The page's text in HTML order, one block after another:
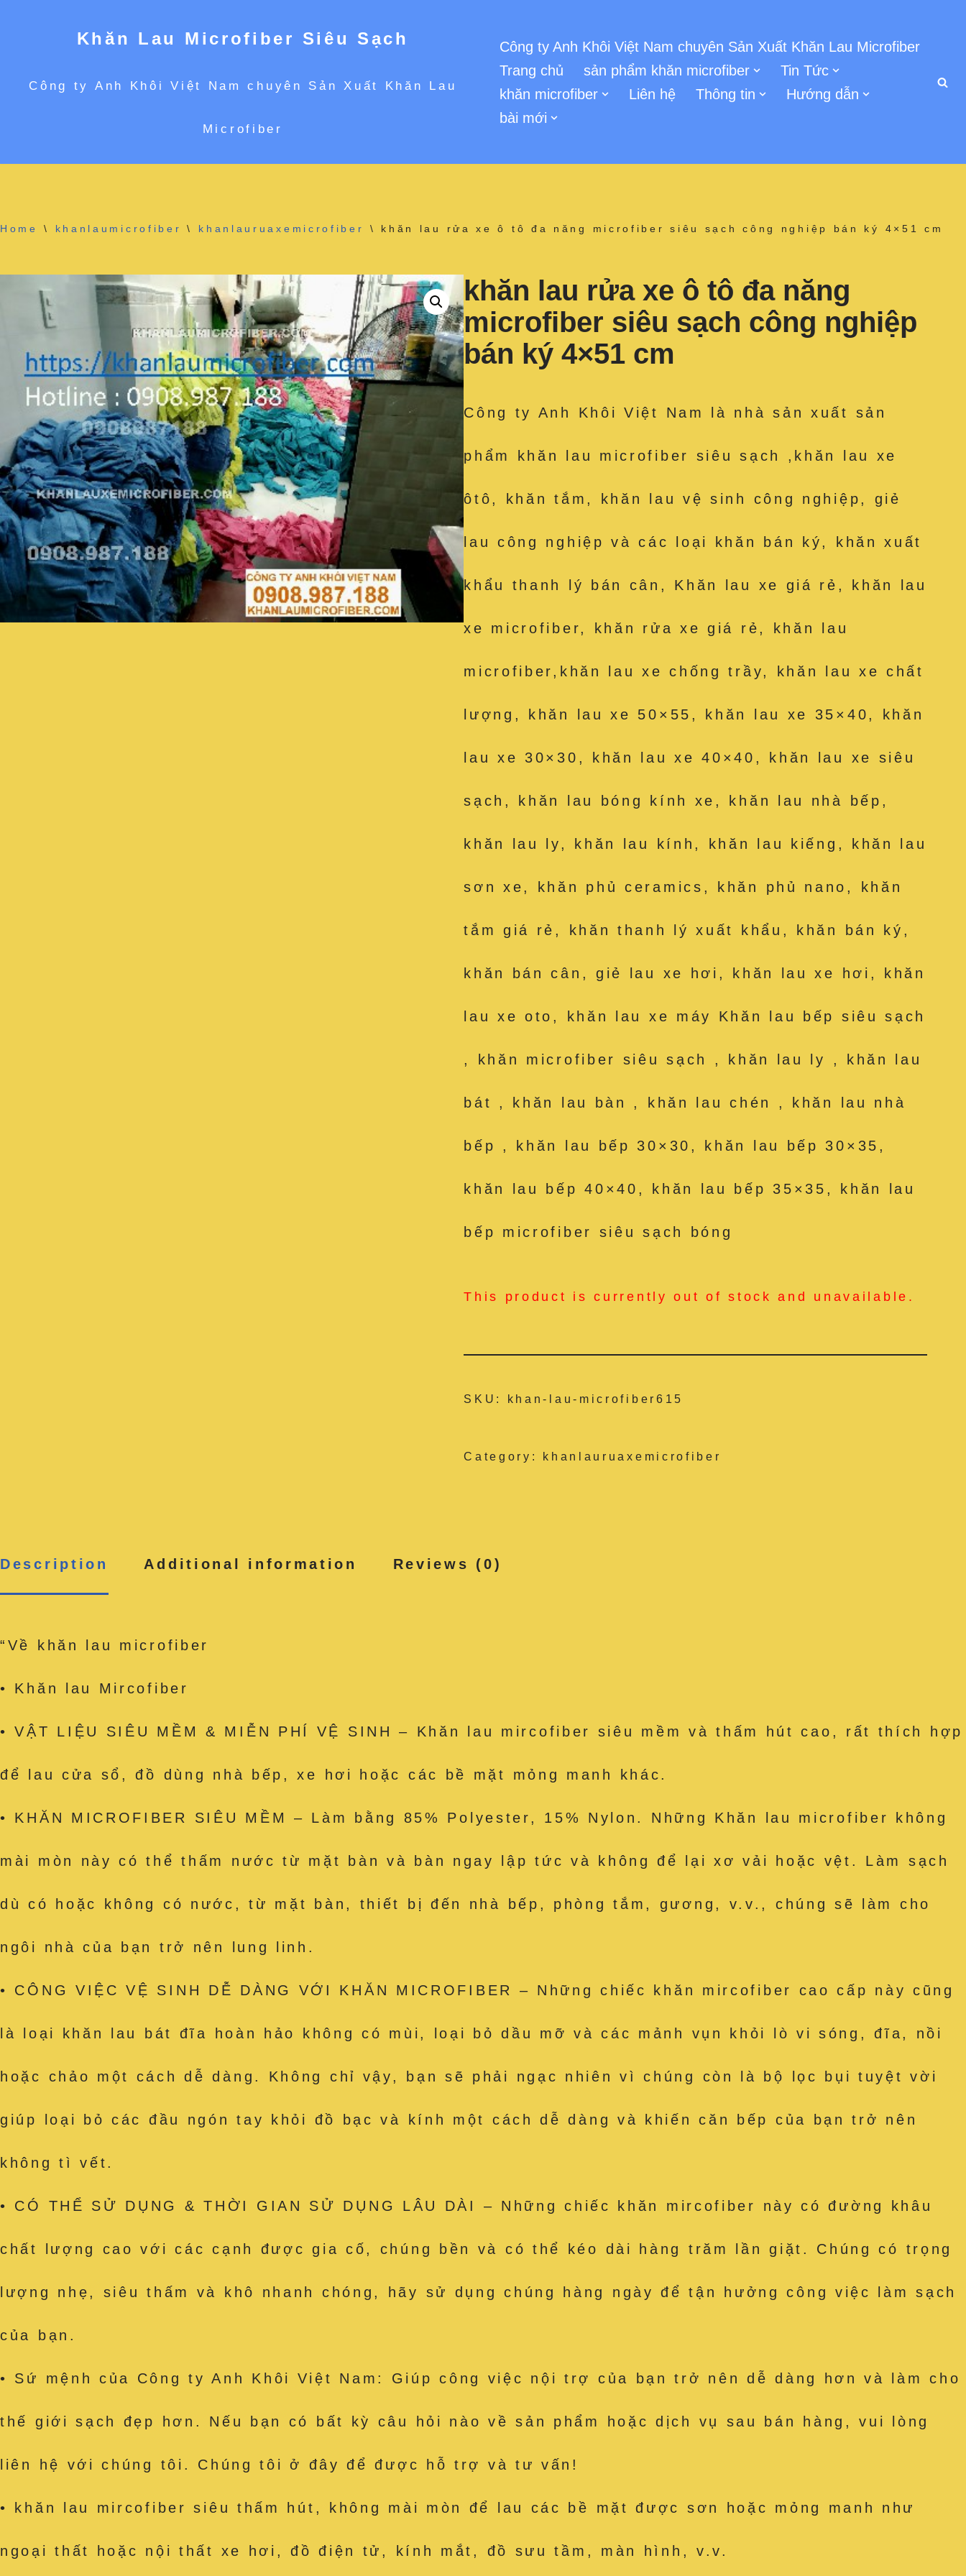
tới
Khăn Lau Microfiber Siêu Sạch
Công ty Anh Khôi Việt Nam chuyên Sản Xuất Khăn Lau
Microfiber
Công ty Anh Khôi Việt Nam chuyên Sản Xuất Khăn Lau Microfiber
Trang chủ
sản phẩm khăn microfiber
Tin Tức
khăn microfiber
Liên hệ Thông tin
Hướng dẫn
bài mới
Home \ khanlaumicrofiber \ khanlauruaxemicrofiber \ khăn lau rửa xe ô tô đa năng microfiber siêu sạch công nghiệp bán ký 4×51 cm
khăn lau rửa xe ô tô đa năng
microfiber siêu sạch công nghiệp
bán ký 4×51 cm
Công ty Anh Khôi Việt Nam là nhà sản xuất sản
phẩm khăn lau microfiber siêu sạch ,khăn lau xe
ôtô, khăn tắm, khăn lau vệ sinh công nghiệp, giẻ
lau công nghiệp và các loại khăn bán ký, khăn xuất
khẩu thanh lý bán cân, Khăn lau xe giá rẻ, khăn lau
xe microfiber, khăn rửa xe giá rẻ, khăn lau
microfiber,khăn lau xe chống trầy, khăn lau xe chất
lượng, khăn lau xe 50×55, khăn lau xe 35×40, khăn
lau xe 30×30, khăn lau xe 40×40, khăn lau xe siêu
sạch, khăn lau bóng kính xe, khăn lau nhà bếp,
khăn lau ly, khăn lau kính, khăn lau kiếng, khăn lau
sơn xe, khăn phủ ceramics, khăn phủ nano, khăn
tắm giá rẻ, khăn thanh lý xuất khẩu, khăn bán ký,
khăn bán cân, giẻ lau xe hơi, khăn lau xe hơi, khăn
lau xe oto, khăn lau xe máy Khăn lau bếp siêu sạch
, khăn microfiber siêu sạch , khăn lau ly , khăn lau
bát , khăn lau bàn , khăn lau chén , khăn lau nhà
bếp , khăn lau bếp 30×30, khăn lau bếp 30×35,
khăn lau bếp 40×40, khăn lau bếp 35×35, khăn lau
bếp microfiber siêu sạch bóng
This product is currently out of stock and unavailable.
SKU: khan-lau-microfiber615
Category: khanlauruaxemicrofiber
Description Additional information Reviews (0)
“Về khăn lau microfiber
• Khăn lau Mircofiber
• VẬT LIỆU SIÊU MỀM & MIỄN PHÍ VỆ SINH – Khăn lau mircofiber siêu mềm và thấm hút cao, rất thích hợp
để lau cửa sổ, đồ dùng nhà bếp, xe hơi hoặc các bề mặt mỏng manh khác.
• KHĂN MICROFIBER SIÊU MỀM – Làm bằng 85% Polyester, 15% Nylon. Những Khăn lau microfiber không
mài mòn này có thể thấm nước từ mặt bàn và bàn ngay lập tức và không để lại xơ vải hoặc vệt. Làm sạch
dù có hoặc không có nước, từ mặt bàn, thiết bị đến nhà bếp, phòng tắm, gương, v.v., chúng sẽ làm cho
ngôi nhà của bạn trở nên lung linh.
• CÔNG VIỆC VỆ SINH DỄ DÀNG VỚI KHĂN MICROFIBER – Những chiếc khăn mircofiber cao cấp này cũng
là loại khăn lau bát đĩa hoàn hảo không có mùi, loại bỏ dầu mỡ và các mảnh vụn khỏi lò vi sóng, đĩa, nồi
hoặc chảo một cách dễ dàng. Không chỉ vậy, bạn sẽ phải ngạc nhiên vì chúng còn là bộ lọc bụi tuyệt vời
giúp loại bỏ các đầu ngón tay khỏi đồ bạc và kính một cách dễ dàng và khiến căn bếp của bạn trở nên
không tì vết.
• CÓ THỂ SỬ DỤNG & THỜI GIAN SỬ DỤNG LÂU DÀI – Những chiếc khăn mircofiber này có đường khâu
chất lượng cao với các cạnh được gia cố, chúng bền và có thể kéo dài hàng trăm lần giặt. Chúng có trọng
lượng nhẹ, siêu thấm và khô nhanh chóng, hãy sử dụng chúng hàng ngày để tận hưởng công việc làm sạch
của bạn.
• Sứ mệnh của Công ty Anh Khôi Việt Nam: Giúp công việc nội trợ của bạn trở nên dễ dàng hơn và làm cho
thế giới sạch đẹp hơn. Nếu bạn có bất kỳ câu hỏi nào về sản phẩm hoặc dịch vụ sau bán hàng, vui lòng
liên hệ với chúng tôi. Chúng tôi ở đây để được hỗ trợ và tư vấn!
• khăn lau mircofiber siêu thấm hút, không mài mòn để lau các bề mặt được sơn hoặc mỏng manh như
ngoại thất hoặc nội thất xe hơi, đồ điện tử, kính mắt, đồ sưu tầm, màn hình, v.v.